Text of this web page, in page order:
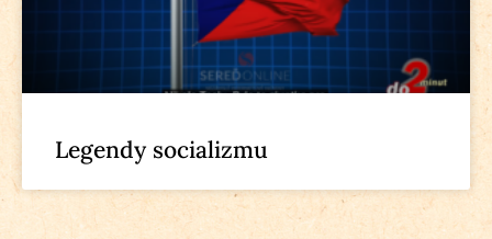
Legendy socializmu